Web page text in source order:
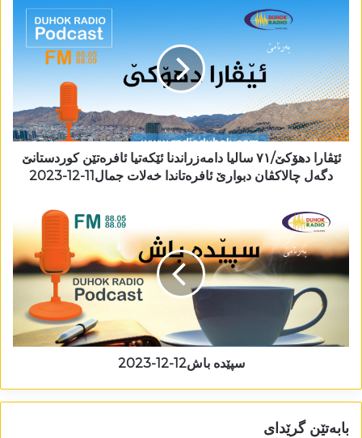
ئێڤارا دھۆکێ/٧١ سالیا دامەزراندنا ئێکەتیا ئافرەتێن کوردستانێ
دگەل چالاکڤان دبوارێ ئافرەتاندا خەلات جمال11-12-2023
سپێدە باش12-12-2023
بابەتێن گرێدای